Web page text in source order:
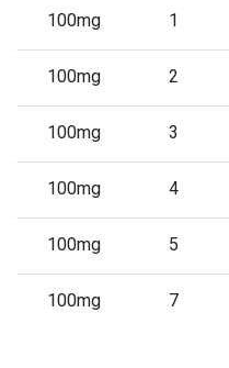
100mg 1
100mg 2
100mg 3
100mg 4
100mg 5
100mg 7